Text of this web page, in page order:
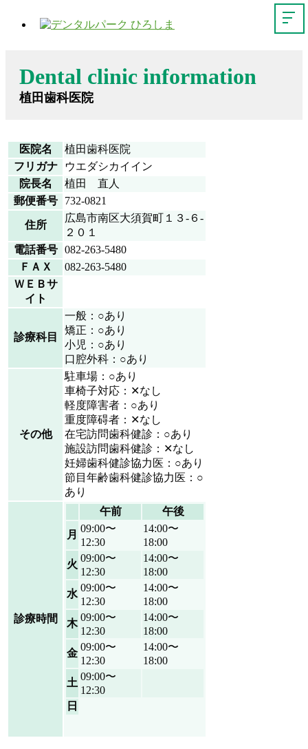
Dental clinic information
植田歯科医院
医院名
植田歯科医院
フリガナ
ウエダシカイイン
院長名
植田 直人
郵便番号
732-0821
住所
広島市南区大須賀町１３-６-
２０１
電話番号
082-263-5480
ＦＡＸ
082-263-5480
ＷＥＢサ
イト
診療科目
一般：○あり
矯正：○あり
小児：○あり
口腔外科：○あり
その他
駐車場：○あり
車椅子対応：✕なし
軽度障害者：○あり
重度障碍者：✕なし
在宅訪問歯科健診：○あり
施設訪問歯科健診：✕なし
妊婦歯科健診協力医：○あり
節目年齢歯科健診協力医：○
あり
診療時間
午前
午後
月
09:00〜
12:30
14:00〜
18:00
火
09:00〜
12:30
14:00〜
18:00
水
09:00〜
12:30
14:00〜
18:00
木
09:00〜
12:30
14:00〜
18:00
金
09:00〜
12:30
14:00〜
18:00
土
09:00〜
12:30
日